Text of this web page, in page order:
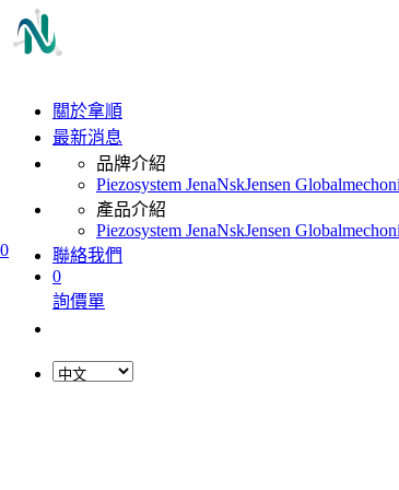
0
關於拿順
最新消息
品牌介紹
Piezosystem JenaNskJensen Global
產品介紹
Piezosystem JenaNskJensen Global
聯絡我們
0
詢價單